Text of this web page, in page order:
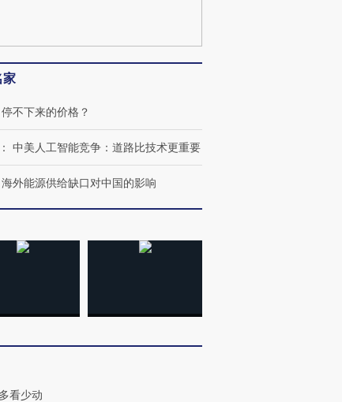
私7万
含3种
视线｜被称为“蟑螂”的印
视线｜“入侵”还是“人道危
届链博
链”接产
【特别呈现】寻找100种
CFO：不靠规模取胜，华
家
停不下来的价格？
： 中美人工智能竞争：道路比技术更重要
海外能源供给缺口对中国的影响
多看少动